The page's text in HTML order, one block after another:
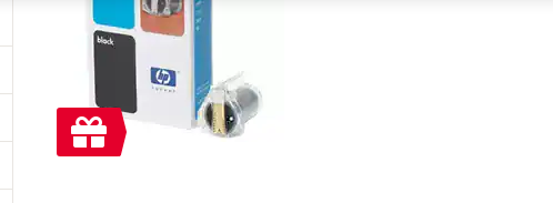
Cadeau
gratuit